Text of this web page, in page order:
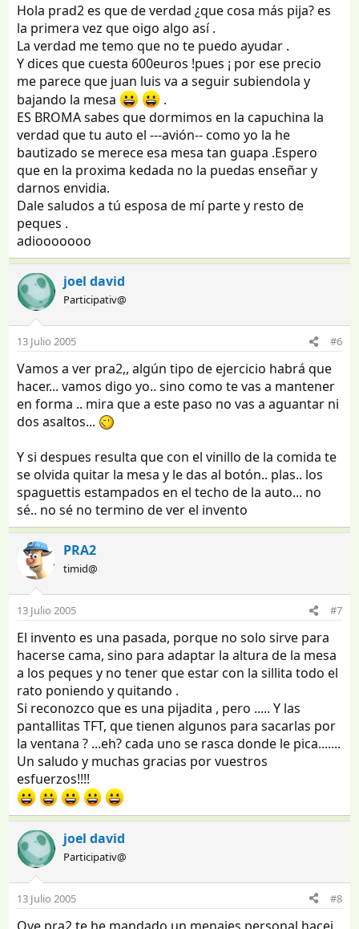
Hola prad2 es que de verdad ¿que cosa más pija? es
la primera vez que oigo algo así .
La verdad me temo que no te puedo ayudar .
Y dices que cuesta 600euros !pues ¡ por ese precio
me parece que juan luis va a seguir subiendola y
bajando la mesa
.
ES BROMA sabes que dormimos en la capuchina la
verdad que tu auto el ---avión-- como yo la he
bautizado se merece esa mesa tan guapa .Espero
que en la proxima kedada no la puedas enseñar y
darnos envidia.
Dale saludos a tú esposa de mí parte y resto de
peques .
adiooooooo
joel david
Participativ@
13 Julio 2005 #6
Vamos a ver pra2,, algún tipo de ejercicio habrá que
hacer... vamos digo yo.. sino como te vas a mantener
en forma .. mira que a este paso no vas a aguantar ni
dos asaltos...
Y si despues resulta que con el vinillo de la comida te
se olvida quitar la mesa y le das al botón.. plas.. los
spaguettis estampados en el techo de la auto... no
sé.. no sé no termino de ver el invento
PRA2
timid@
13 Julio 2005 #7
El invento es una pasada, porque no solo sirve para
hacerse cama, sino para adaptar la altura de la mesa
a los peques y no tener que estar con la sillita todo el
rato poniendo y quitando .
Si reconozco que es una pijadita , pero ..... Y las
pantallitas TFT, que tienen algunos para sacarlas por
la ventana ? ...eh? cada uno se rasca donde le pica.......
Un saludo y muchas gracias por vuestros
esfuerzos!!!!
joel david
Participativ@
13 Julio 2005 #8
Oye pra2 te he mandado un menajes personal hacei